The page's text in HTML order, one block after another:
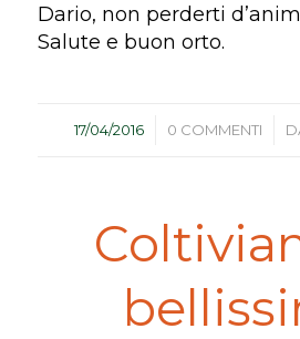
Dario, non perderti
Salute e buon orto.
17/04/2016
/ 0 COMMENTI
/